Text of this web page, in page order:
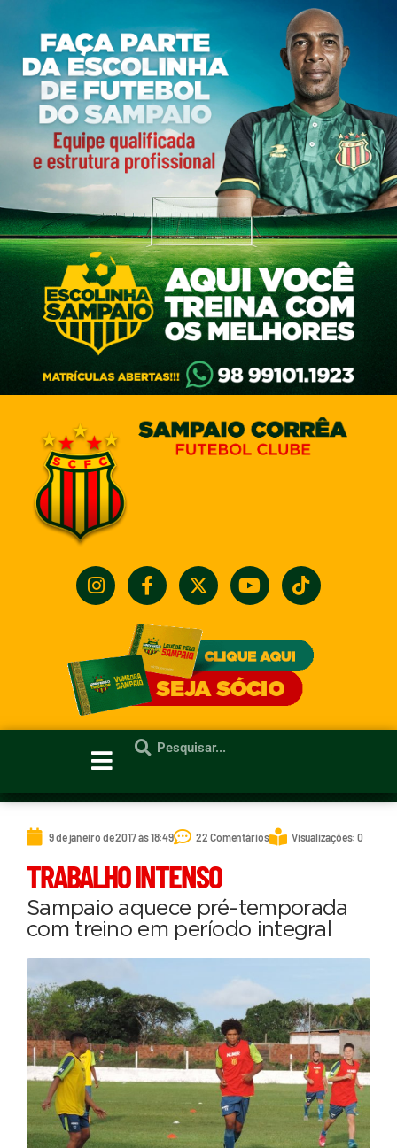
9 de janeiro de 2017 às 18:49 22 Comentários Visualizações: 0
TRABALHO INTENSO
Sampaio aquece pré-temporada
com treino em período integral